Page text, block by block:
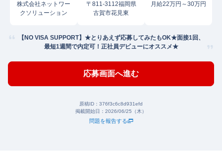
株式会社ネットワー
クソリューション
〒811-3112福岡県
古賀市花見東
月給22万円～30万円
【NO VISA SUPPORT】★とりあえず応募してみたもOK★面接1回、
最短1週間で内定可！正社員デビューにオススメ★
応募画面へ進む
原稿ID： 376f3c6c8d931efd
掲載開始日： 2026/06/25（木）
問題を報告する